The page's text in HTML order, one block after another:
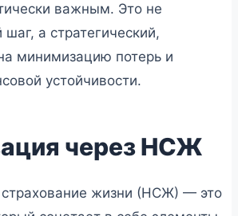
важным. Это не
а стратегический,
минимизацию потерь и
устойчивости.
через НСЖ
страхование жизни (НСЖ) — это